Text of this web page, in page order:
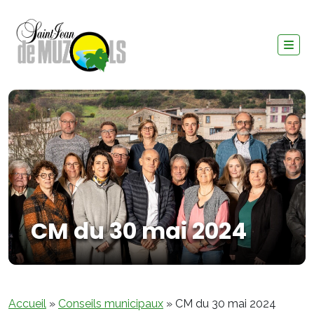
CM du 30 mai 2024
Accueil » Conseils municipaux » CM du 30 mai 2024